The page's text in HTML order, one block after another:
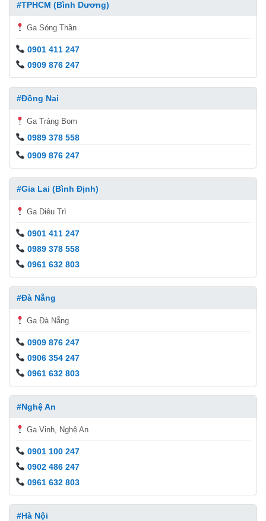
#TPHCM (Bình Dương)
Ga Sóng Thần
0901 411 247
0909 876 247
#Đồng Nai
Ga Trảng Bom
0989 378 558
0909 876 247
#Gia Lai (Bình Định)
Ga Diêu Trì
0901 411 247
0989 378 558
0961 632 803
#Đà Nẵng
Ga Đà Nẵng
0909 876 247
0906 354 247
0961 632 803
#Nghệ An
Ga Vinh, Nghệ An
0901 100 247
0902 486 247
0961 632 803
#Hà Nội